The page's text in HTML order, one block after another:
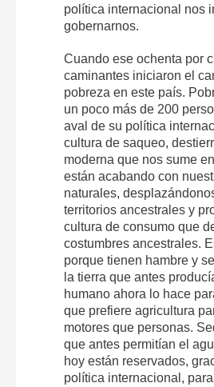
política internacional nos
gobernarnos.
Cuando ese ochenta por
caminantes iniciaron el
pobreza en este país.
un poco más de 200
aval de su política
cultura de saqueo,
moderna que nos sume
están acabando con
naturales,
territorios ancestrales y
cultura de consumo que
costumbres ancestrales.
porque tienen hambre y
la tierra que antes
humano ahora lo hace
que prefiere agricultura
motores que personas.
que antes permitían el
hoy están reservados,
política internacional,